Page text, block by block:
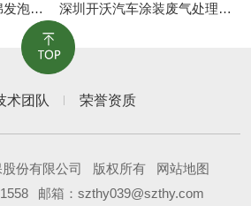
陕西敏华家居智造海绵发泡废气治理工程 深圳开沃汽车涂装废气处理工程
术团队 荣誉资质
份有限公司 版权所有
网站地图
邮箱：szthy039@szthy.com